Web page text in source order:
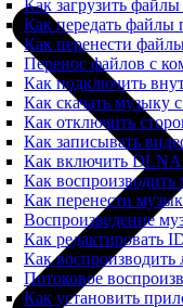
Как загрузить
Как передать файлы
Как перенести
Перенос файлов с
Как подключить
Как скачать музыку
Как отключить
Как записывать
Как включить DLNA
Как
Как перенести
Воспроизведение
Как редактировать
Как
Потоковое
Как установить